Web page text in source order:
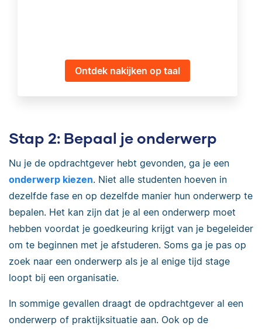
Ontdek nakijken op taal
Stap 2: Bepaal je onderwerp
Nu je de opdrachtgever hebt gevonden, ga je een
onderwerp kiezen. Niet alle studenten hoeven in
dezelfde fase en op dezelfde manier hun onderwerp te
bepalen. Het kan zijn dat je al een onderwerp moet
hebben voordat je goedkeuring krijgt van je begeleider
om te beginnen met je afstuderen. Soms ga je pas op
zoek naar een onderwerp als je al enige tijd stage
loopt bij een organisatie.
In sommige gevallen draagt de opdrachtgever al een
onderwerp of praktijksituatie aan. Ook op de